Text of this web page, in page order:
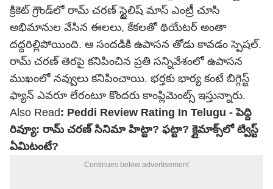
క్రికెట్ గ్రౌండ్‌లో రామ్ చరణ్ స్టైలిష్ మాస్ ఎంట్రీ చూసి
అభిమానుల వేసిన ఈలలు, కేకలతో థియేటర్ అంతా
దద్దరిల్లిపోయింది. ఆ సందడికి ఉపాసన తోడు కావడం స్పెషల్.
రామ్ చరణ్ తెరపై కనిపించిన ప్రతి సన్నివేశంలో ఉపాసన
ముఖంలో నవ్వులు కనిపించాయి. భర్తకు భార్య కంటే బిగ్గెస్ట్
ఫ్యాన్ ఎవరూ లేరంటూ కొందరు కాంప్లిమెంట్స్ ఇస్తున్నారు.
Also Read: Peddi Review Rating In Telugu - పెద్ది
రివ్యూ: రామ్ చరణ్ సినిమా హిట్టా? ఫట్టా? క్లైమాక్స్‌లో ట్విస్ట్
ఏమిటంటే?
Continues below advertisement